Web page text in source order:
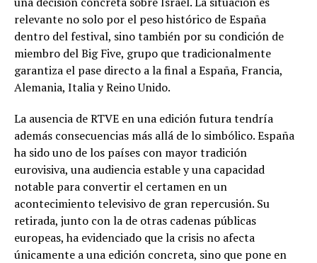
relevante no solo por el peso histórico de España
dentro del festival, sino también por su condición de
miembro del Big Five, grupo que tradicionalmente
garantiza el pase directo a la final a España, Francia,
Alemania, Italia y Reino Unido.
La ausencia de RTVE en una edición futura tendría
además consecuencias más allá de lo simbólico. España
ha sido uno de los países con mayor tradición
eurovisiva, una audiencia estable y una capacidad
notable para convertir el certamen en un
acontecimiento televisivo de gran repercusión. Su
retirada, junto con la de otras cadenas públicas
europeas, ha evidenciado que la crisis no afecta
únicamente a una edición concreta, sino que pone en